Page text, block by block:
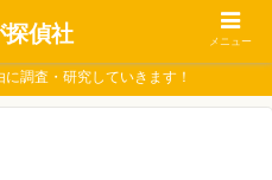
調査・研究していきます！
探偵社 メニュー